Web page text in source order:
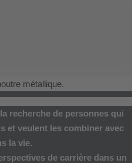
recherche de personnes qui
et veulent les combiner avec
la vie.
de carrière dans un